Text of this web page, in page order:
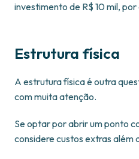
investimento de R$ 10 mil,
Estrutura física
A estrutura física é outra
com muita atenção.
Se optar por abrir um ponto
considere custos extras além